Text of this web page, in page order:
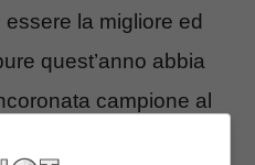
la migliore ed
quest’anno abbia
campione al
In vista della prima